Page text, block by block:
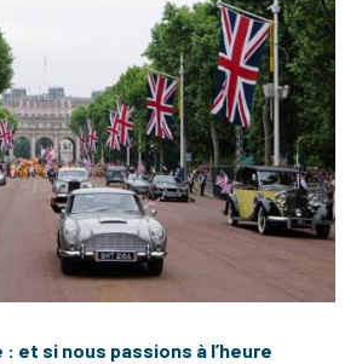
et si nous passions à l’heure